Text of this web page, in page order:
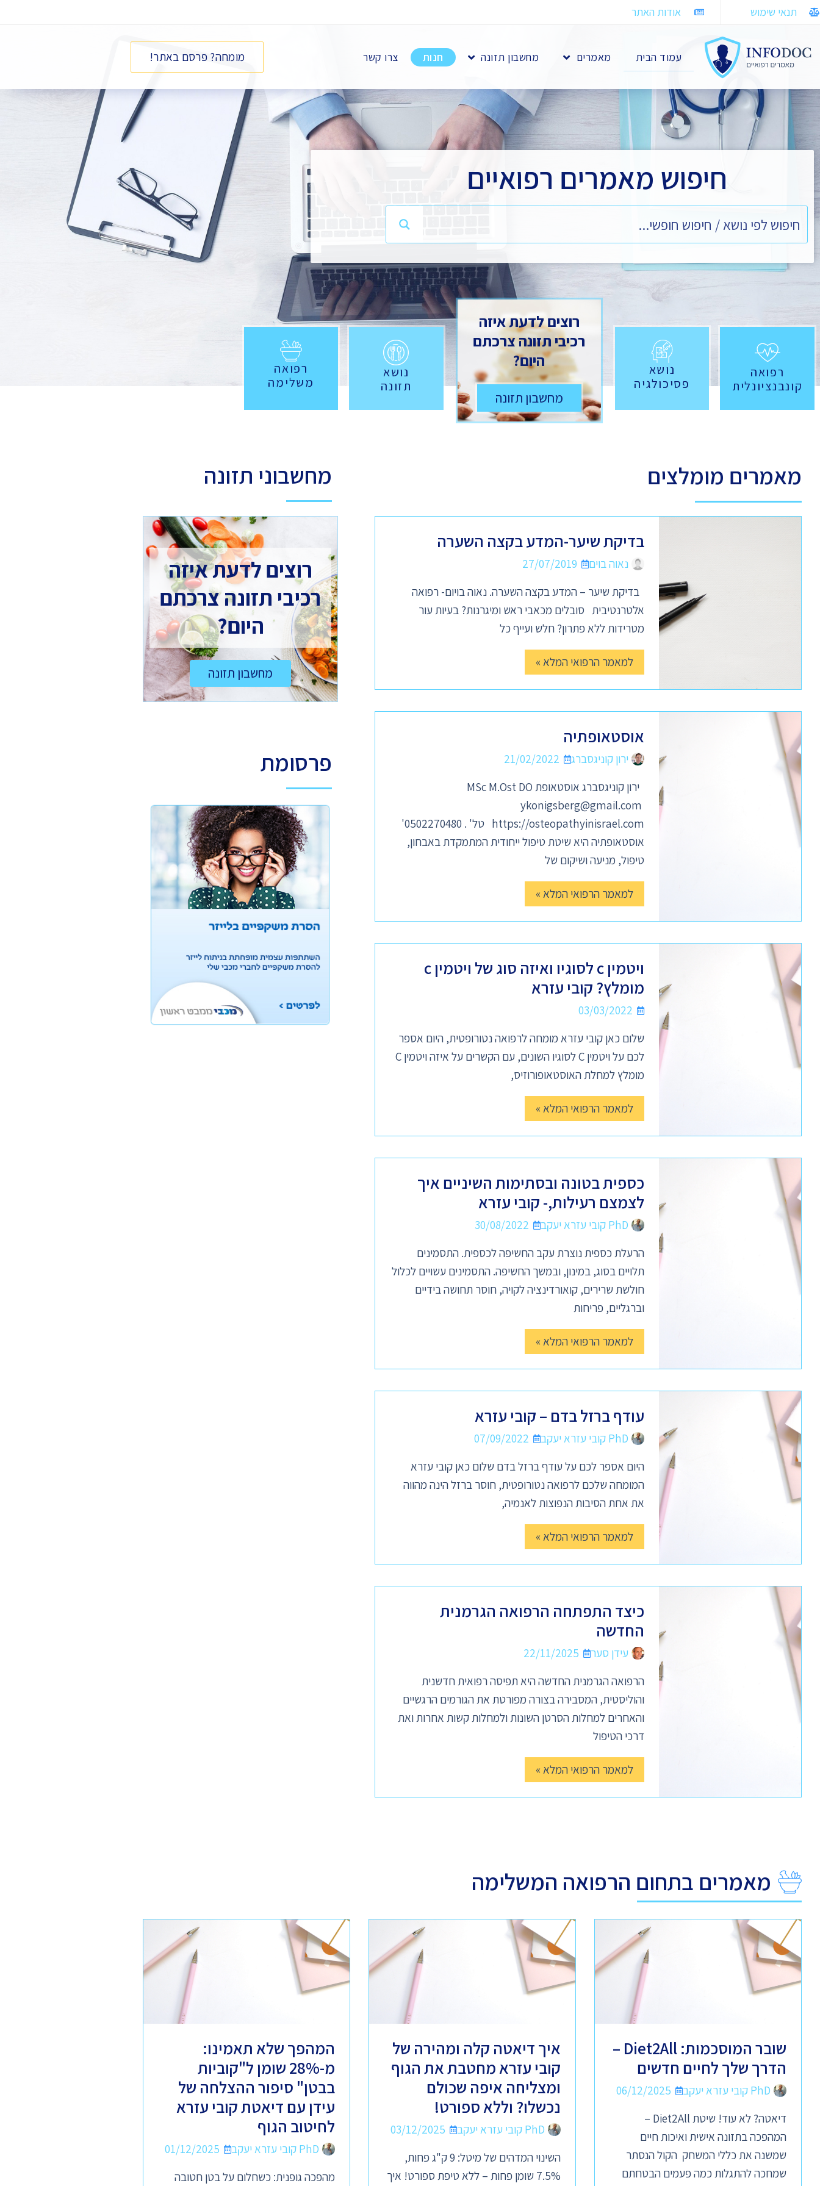
תנאי שימוש אודות האתר
עמוד הבית מאמרים מחשבון תזונה חנות צרו קשר מומחה? פרסם באתר!
חיפוש מאמרים רפואיים
רפואה
קונבנציונלית
נושא
פסיכולגיה
רוצים לדעת איזה
רכיבי תזונה צרכתם
היום?
מחשבון תזונה
נושא
תזונה
רפואה
משלימה
מאמרים מומלצים
בדיקת שיער-המדע בקצה השערה
נאוה בוים
27/07/2019
בדיקת שיער – המדע בקצה השערה. נאוה בויום- רפואה
אלטרנטיבית סובלים מכאבי ראש ומיגרנות? בעיות עור
מטרידות ללא פתרון? חלש ועייף כל
למאמר הרפואי המלא »
אוסטאופתיה
ירון קוניגסברג
21/02/2022
ירון קוניגסברג אוסטאופת MSc M.Ost DO
ykonigsberg@gmail.com
https://osteopathyinisrael.com טל' . 0502270480'
אוסטאופתיה היא שיטת טיפול ייחודית המתמקדת באבחון,
טיפול, מניעה ושיקום של
למאמר הרפואי המלא »
ויטמין c לסוגיו ואיזה סוג של ויטמין c
מומלץ? קובי עזרא
03/03/2022
שלום כאן קובי עזרא מומחה לרפואה נטורופטית, היום אספר
לכם על ויטמין C לסוגיו השונים, עם הקשרים על איזה ויטמין C
מומלץ למחלת האוסטאופורוזיס,
למאמר הרפואי המלא »
כספית בטונה ובסתימות השיניים איך
לצמצם רעילות,- קובי עזרא
PhD קובי עזרא יעקב
30/08/2022
הרעלת כספית נוצרת עקב החשיפה לכספית. התסמינים
תלויים בסוג, במינון, ובמשך החשיפה. התסמינים עשויים לכלול
חולשת שרירים, קואורדינציה לקויה, חוסר תחושה בידיים
וברגליים, פריחות
למאמר הרפואי המלא »
עודף ברזל בדם – קובי עזרא
PhD קובי עזרא יעקב
07/09/2022
היום אספר לכם על עודף ברזל בדם שלום כאן קובי עזרא
המומחה שלכם לרפואה נטורופטית, חוסר ברזל הינה מהווה
את אחת הסיבות הנפוצות לאנמיה,
למאמר הרפואי המלא »
כיצד התפתחה הרפואה הגרמנית
החדשה
עידן סער
22/11/2025
הרפואה הגרמנית החדשה היא תפיסה רפואית חדשנית
והוליסטית, המסבירה בצורה מפורטת את הגורמים הרגשיים
והאחרים למחלות הסרטן השונות ולמחלות קשות אחרות ואת
דרכי הטיפול
למאמר הרפואי המלא »
מחשבוני תזונה
רוצים לדעת איזה
רכיבי תזונה צרכתם
היום?
מחשבון תזונה
פרסומת
מאמרים בתחום הרפואה המשלימה
שובר המוסכמות: Diet2All –
הדרך שלך לחיים חדשים
PhD קובי עזרא יעקב
06/12/2025
דיאטה? לא עוד! שיטת Diet2All –
המהפכה בתזונה אישית ואיכות חיים
שמשנה את כללי המשחק הקול הנסתר
שמחכה להתגלות כמה פעמים הבטחתם
איך דיאטה קלה ומהירה של
קובי עזרא מחטבת את הגוף
ומצליחה איפה שכולם
נכשלו? וללא ספורט!
PhD קובי עזרא יעקב
03/12/2025
השינוי המדהים של מיטל: 9 ק"ג פחות,
7.5% שומן פחות – ללא טיפת ספורט! איך
המהפך שלא תאמינו:
מ-28% שומן ל"קוביות
בבטן" סיפור ההצלחה של
עידן עם דיאטת קובי עזרא
לחיטוב הגוף
PhD קובי עזרא יעקב
01/12/2025
מהפכה גופנית: כשחלום על בטן חטובה